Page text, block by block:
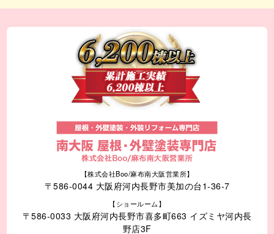
【株式会社Boo/麻布南大阪営業所】
〒586-0044 大阪府河内長野市美加の台1-36-7
【ショールーム】
〒586-0033 大阪府河内長野市喜多町663 イズミヤ河内長
野店3F